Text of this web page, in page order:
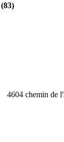
4604 chemin de